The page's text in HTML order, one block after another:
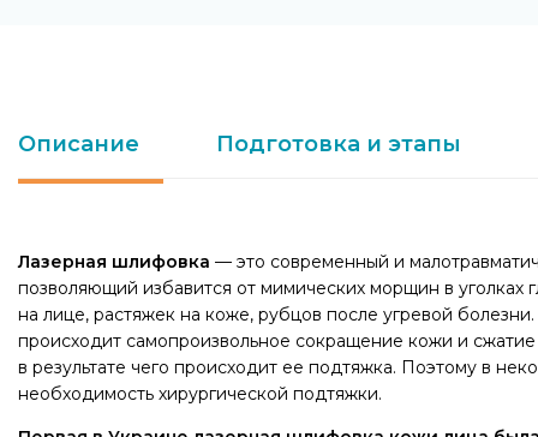
Описание Подготовка и этапы
Лазерная шлифовка — это современный и
позволяющий избавится от мимических морщин в уголках
на лице, растяжек на коже, рубцов после угревой
происходит самопроизвольное сокращение кожи и
в результате чего происходит ее подтяжка. Поэтому в
необходимость хирургической подтяжки.